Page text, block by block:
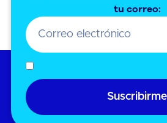
tu correo:
Suscribirme